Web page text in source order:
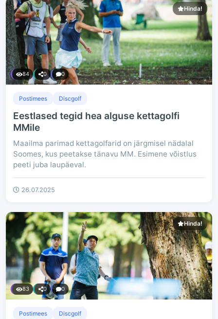
Hinda!
84 0 0
Postimees Discgolf
Eestlased tegid hea alguse kettagolfi
MMile
Maailma parimad kettagolfarid on järgmisel nädalal
Soomes, kus peetakse tänavu MM. Esimene võistlus
peeti juba laupäeval.
26.07.2025
Hinda!
83 0 0
Postimees Discgolf